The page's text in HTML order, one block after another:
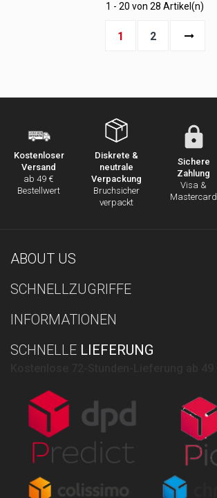
1 - 20 von 28 Artikel(n)
1 2
Kostenloser
Versand
ab 49 €
Bestellwert
Diskrete &
neutrale
Verpackung
Bruchsicher
verpackt
Sichere
Zahlung
Visa &
Mastercard
ABOUT US
SCHNELLZUGRIFFE
INFORMATIONEN
SCHNELLE LIEFERUNG